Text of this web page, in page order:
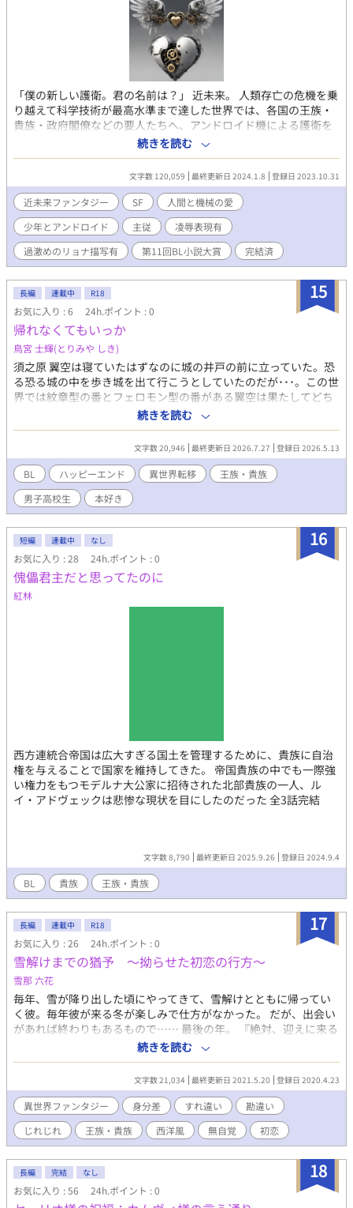
第一巻。カップリングとしては毎巻読み切り。根底の話は５巻で
「僕の新しい護衛。君の名前は？」 近未来。 人類存亡の危機を乗
り越えて科学技術が最高水準まで達した世界では、各国の王族・
貴族・政府閣僚などの要人たちへ、アンドロイド機による護衛を
付けることが通例になっていた。 とある島国のヤマト王国では、
王宮を襲ったテロで、王子付き護衛アンドロイドを失っていた。
早急な護衛機の補填が求められる中、自堕落な生活を送る天才ア
ンドロイド開発技術者に白羽の矢が立つ。 24時間以内に、代わり
の護衛機を納品するよう命令を受けた彼が出した決断は… 運命の
いたずらで、突然護衛機としての道を歩むことになったあるアン
ドロイドと、彼を取り巻く人間や機械たちとの交接を描く、近未
来SFファンタジー。 ◆完結済(2023/11/24) ◆注意事項(下記ご心
配な方は作品閲覧をお控え下さい) ・一部年齢制限表現有(各ペー
割と残酷なリョナ描写有。若干の怪我(流血)描写有。
続きを読む
文字数 120,059 最終更新日 2024.1.8 登録日 2023.10.31
近未来ファンタジー SF
人間と機械の愛
少年とアンドロイド
主従
凌辱表現有
過激めのリョナ描写有
第11回BL小説大賞 完結済
15
長編 連載中 R18
お気に入り : 6 24h.ポイント : 0
帰れなくてもいっか
鳥宮 士輝(とりみや しき)
須之原 翼空は寝ていたはずなのに城の井戸の前に立っていた。恐
る恐る城の中を歩き城を出て行こうとしていたのだが･･･。この世
界では紋章型の番とフェロモン型の番がある翼空は果たしてどち
らの型の番に･･･？ 誤って作品を削除してしまったので再投稿しま
した。
続きを読む
文字数 20,946 最終更新日 2026.7.27 登録日 2026.5.13
BL ハッピーエンド 異世界転移
王族・貴族
男子高校生
本好き
16
短編 連載中 なし
お気に入り : 28 24h.ポイント : 0
傀儡君主だと思ってたのに
紅林
西方連統合帝国は広大すぎる国土を管理するために、貴族に自治
権を与えることで国家を維持してきた。 帝国貴族の中でも一際強
い権力をもつモデルナ大公家に招待された北部貴族の一人、ル
イ・アドヴェックは悲惨な現状を目にしたのだった 全3話完結
文字数 8,790 最終更新日 2025.9.26 登録日 2024.9.4
BL 貴族 王族・貴族
17
長編 連載中 R18
お気に入り : 26 24h.ポイント : 0
雪解けまでの猶予 〜拗らせた初恋の行方〜
雪那 六花
毎年、雪が降り出した頃にやってきて、雪解けとともに帰ってい
く彼。毎年彼が来る冬が楽しみで仕方がなかった。 だが、出会い
があれば終わりもあるもので…… 最後の年。 『絶対、迎えに来る
から待ってて』 そう言い残して、彼は帰って行った。 その言葉を
何の根拠もなく信じていたが――翌年もその翌年も彼は来なかっ
た。 思えば俺は彼の事を何も知らない。 そろそろ諦めればいいの
にと思いながらも、ずるずると待つ事を辞められない。 ある年、
街に彼そっくりな旅人がやってきて、物語はゆっくり動き出す。
自覚のないまま拗らせた恋の行方とは。
続きを読む
文字数 21,034 最終更新日 2021.5.20 登録日 2020.4.23
異世界ファンタジー 身分差 すれ違い
勘違い
じれじれ
王族・貴族 西洋風 無自覚 初恋
18
長編 完結 なし
お気に入り : 56 24h.ポイント : 0